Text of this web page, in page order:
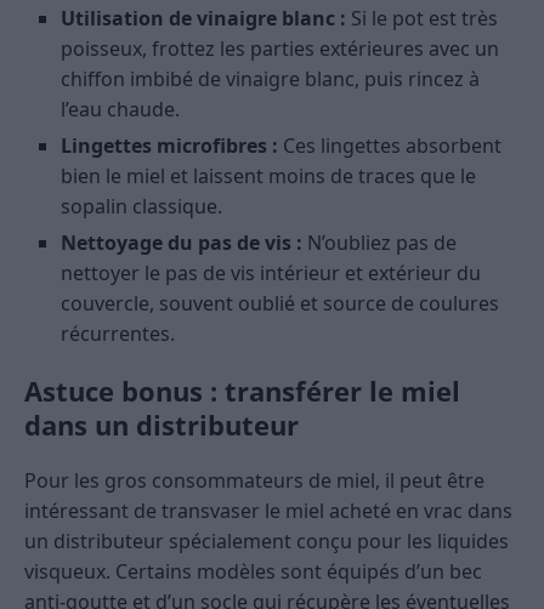
Utilisation de vinaigre blanc : Si le pot est très
poisseux, frottez les parties extérieures avec un
chiffon imbibé de vinaigre blanc, puis rincez à
l’eau chaude.
Lingettes microfibres : Ces lingettes absorbent
bien le miel et laissent moins de traces que le
sopalin classique.
Nettoyage du pas de vis : N’oubliez pas de
nettoyer le pas de vis intérieur et extérieur du
couvercle, souvent oublié et source de coulures
récurrentes.
Astuce bonus : transférer le miel
dans un distributeur
Pour les gros consommateurs de miel, il peut être
intéressant de transvaser le miel acheté en vrac dans
un distributeur spécialement conçu pour les liquides
visqueux. Certains modèles sont équipés d’un bec
anti-goutte et d’un socle qui récupère les éventuelles